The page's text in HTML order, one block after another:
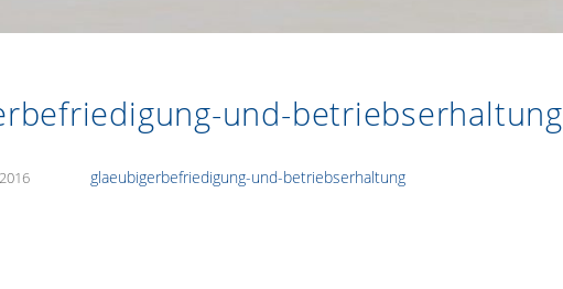
und-betriebserhaltung
glaeubigerbefriedigung-und-betriebserhaltung